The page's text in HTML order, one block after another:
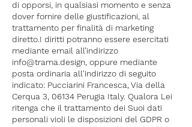
di opporsi, in qualsiasi momento e senza
dover fornire delle giustificazioni, al
trattamento per finalità di marketing
diretto.I diritti potranno essere esercitati
mediante email all’indirizzo
info@trama.design, oppure mediante
posta ordinaria all'indirizzo di seguito
indicato: Pucciarini Francesca, Via della
Cerqua 3, 06134 Perugia Italy. Qualora Lei
ritenga che il trattamento dei Suoi dati
personali violi le disposizioni del GDPR o